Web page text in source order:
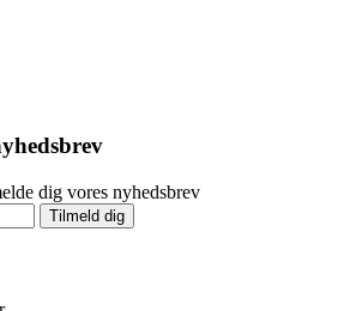
dig vores nyhedsbrev
Tilmeld dig